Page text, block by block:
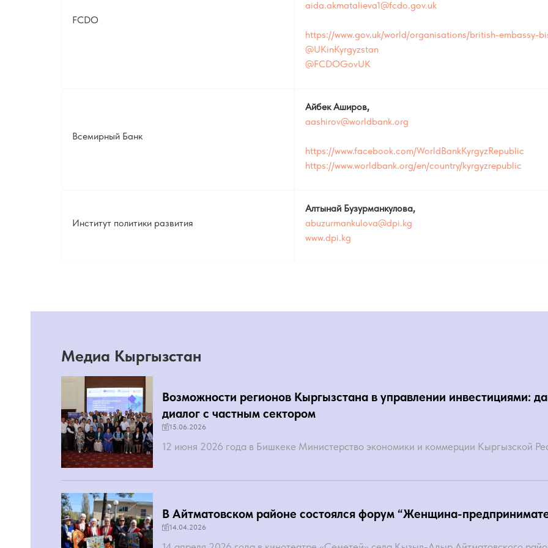
FCDO
aida.akmatalieva1@fcdo.gov.uk
https://www.gov.uk/world/organisations/british-embassy-
@UKinKyrgyzstan
@FCDOGovUK
Всемирный Банк
Айбек Аширов,
aashirov@worldbank.org
https://www.facebook.com/WorldBankKyrgyzRepublic
https://www.worldbank.org/en/country/kyrgyzrepublic
Институт политики развития
Алтынай Бузурманкулова,
abuzurmankulova@dpi.kg
www.dpi.kg
Медиа Кыргызстан
Возможности регионов Кыргызстана в управлении инвестициями:
диалог с частным сектором
15.06.2026
12 июня 2026 года в Бишкеке Министерство экономики и коммерции Кыргызской
В Айтматовском районе состоялся форум “Женщина-
14.04.2026